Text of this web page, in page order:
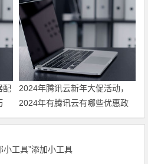
配
2024年腾讯云新年大促活动，
2024年有腾讯云有哪些优惠政
策 领最新代金券
小工具”添加小工具